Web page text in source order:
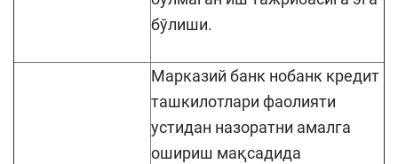
бўлиши.
Марказий банк нобанк кредит
ташкилотлари фаолияти
устидан назоратни амалга
ошириш мақсадида